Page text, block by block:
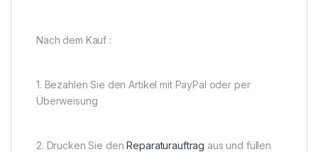
Nach dem Kauf :
1. Bezahlen Sie den Artikel mit PayPal oder per
Überweisung
2. Drucken Sie denReparaturauftrag aus und füllen